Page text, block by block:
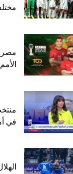
مصر
الأمم
في